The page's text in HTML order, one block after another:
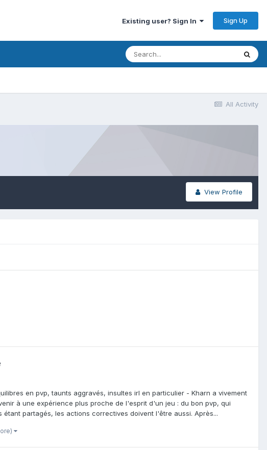
Existing user? Sign In Sign Up
All Activity
View Profile
en pvp, taunts aggravés, insultes irl en particulier - Kharn a vivement
à une expérience plus proche de l'esprit d'un jeu : du bon pvp, qui
partagés, les actions correctives doivent l'être aussi. Après...